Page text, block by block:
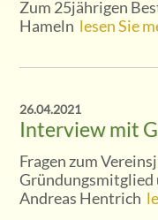
Zum 25jährigen
Hameln lesen Sie
26.04.2021
Interview mit
Fragen zum
Gründungsmitglied
Andreas Hentrich